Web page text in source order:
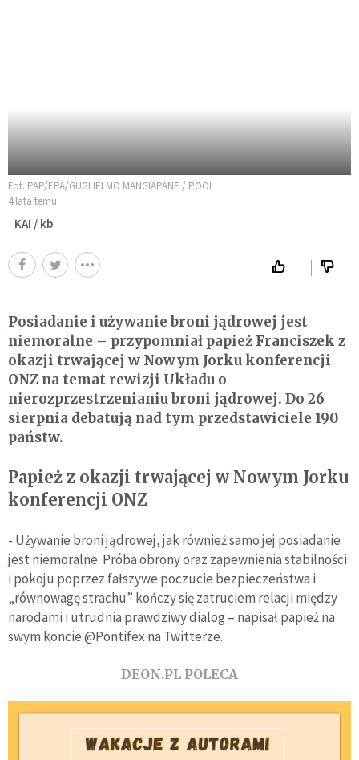
Fot. PAP/EPA/GUGLIELMO MANGIAPANE / POOL
4 lata temu
KAI / kb
Posiadanie i używanie broni jądrowej jest
niemoralne – przypomniał papież Franciszek z
okazji trwającej w Nowym Jorku konferencji
ONZ na temat rewizji Układu o
nierozprzestrzenianiu broni jądrowej. Do 26
sierpnia debatują nad tym przedstawiciele 190
państw.
Papież z okazji trwającej w Nowym Jorku
konferencji ONZ
- Używanie broni jądrowej, jak również samo jej posiadanie
jest niemoralne. Próba obrony oraz zapewnienia stabilności
i pokoju poprzez fałszywe poczucie bezpieczeństwa i
„równowagę strachu” kończy się zatruciem relacji między
narodami i utrudnia prawdziwy dialog – napisał papież na
swym koncie @Pontifex na Twitterze.
DEON.PL POLECA